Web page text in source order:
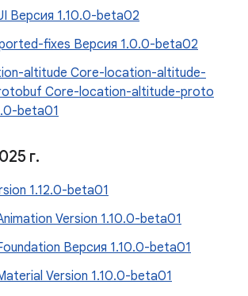
Версия 1.10.0-beta02
fixes Версия 1.0.0-beta02
altitude Core-location-altitude-
Core-location-altitude-proto
beta01
г.
1.12.0-beta01
Version 1.10.0-beta01
Версия 1.10.0-beta01
Version 1.10.0-beta01